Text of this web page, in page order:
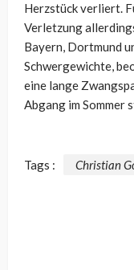
Herzstück verliert.
Verletzung
Bayern, Dortmund
Schwergewichte,
eine lange
Abgang im Sommer
Tags : Christian